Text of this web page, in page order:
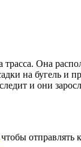
трасса. Она
на бугель
и они
чтобы отправлять